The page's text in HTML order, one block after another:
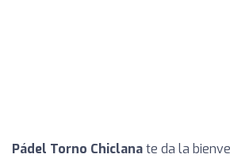
Pádel Torno Chiclanate da la